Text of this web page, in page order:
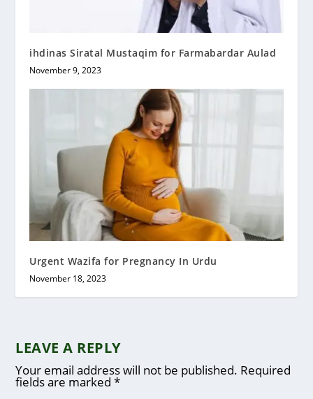
ihdinas Siratal Mustaqim for Farmabardar Aulad
November 9, 2023
Urgent Wazifa for Pregnancy In Urdu
November 18, 2023
LEAVE A REPLY
Your email address will not be published. Required
fields are marked*